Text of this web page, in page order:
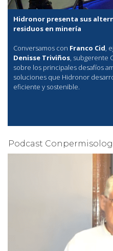
Hidronor presenta sus
residuos en minería
Conversamos con Franco Cid,
Denisse Triviños, subgerente
sobre los principales desafíos
soluciones que Hidronor
eficiente y sostenible.
Podcast